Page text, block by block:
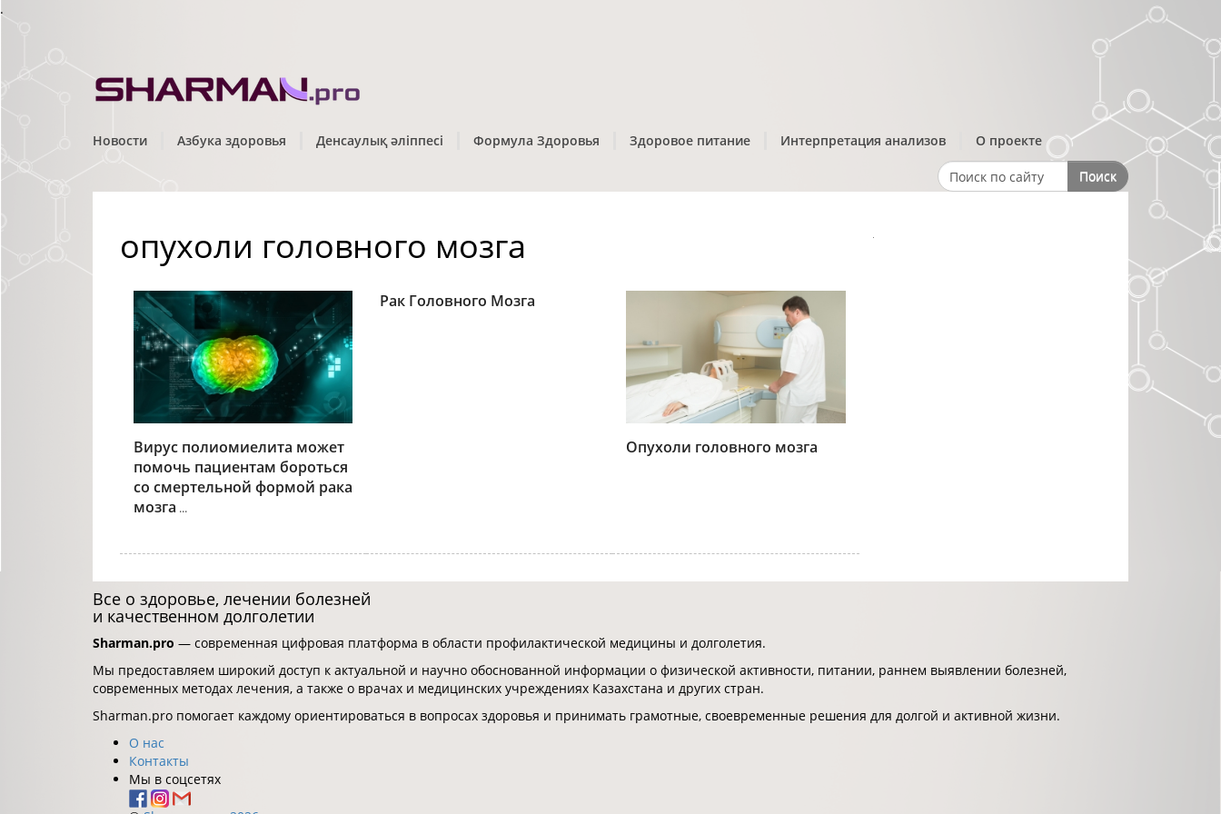
.
Новости Азбука здоровья Денсаулық әліппесі Формула Здоровья Здоровое питание Интерпретация анализов О проекте
Search formПоиск
опухоли головного мозга
Вирус полиомиелита может
помочь пациентам бороться
со смертельной формой рака
мозга ...
Рак Головного Мозга
Опухоли головного мозга
Все о здоровье, лечении болезней
и качественном долголетии
Sharman.pro — современная цифровая платформа в области профилактической медицины и долголетия.
Мы предоставляем широкий доступ к актуальной и научно обоснованной информации о физической активности, питании, раннем выявлении болезней,
современных методах лечения, а также о врачах и медицинских учреждениях Казахстана и других стран.
Sharman.pro помогает каждому ориентироваться в вопросах здоровья и принимать грамотные, своевременные решения для долгой и активной жизни.
О нас
Контакты
Мы в соцсетях